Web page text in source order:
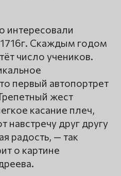
интересовали
Скаждым годом
число учеников.
первый автопортрет
жест
касание плеч,
навстречу друг другу
радость, — так
о картине